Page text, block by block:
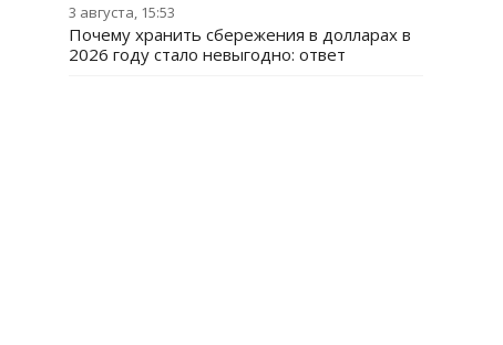
3 августа, 15:53
Почему хранить сбережения в долларах в
2026 году стало невыгодно: ответ